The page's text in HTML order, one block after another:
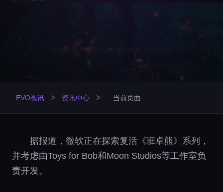
EVO视讯 > 资讯中心 > 当前页面
据报道，微软正在探索复活《班卓熊》系列，
并考虑由Toys for Bob和Moon Studios等工作室负
责开发。